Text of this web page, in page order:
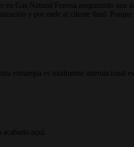
Gas Natural Fenosa asegurando
y por ende al cliente final.
estrategia es totalmente internacional
aquí.